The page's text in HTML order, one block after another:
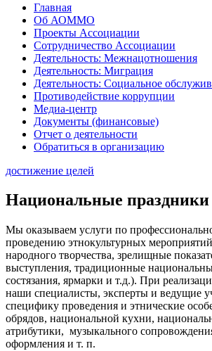
Главная
Об АОММО
Проекты Ассоциации
Сотрудничество Ассоциации
Деятельность: Межнацотношения
Деятельность: Миграция
Деятельность: Социальное
Противодействие коррупции
Медиа-центр
Документы (финансовые)
Отчет о деятельности
Обратиться в организацию
достижение целей
Национальные праздники
Мы оказываем услуги по
проведению этнокультурных
народного творчества, зрелищные
выступления, традиционные
состязания, ярмарки и т.д.). При
наши специалисты, эксперты и ведущие
специфику проведения и этнические
обрядов, национальной кухни,
атрибутики, музыкального
оформления и т. п.